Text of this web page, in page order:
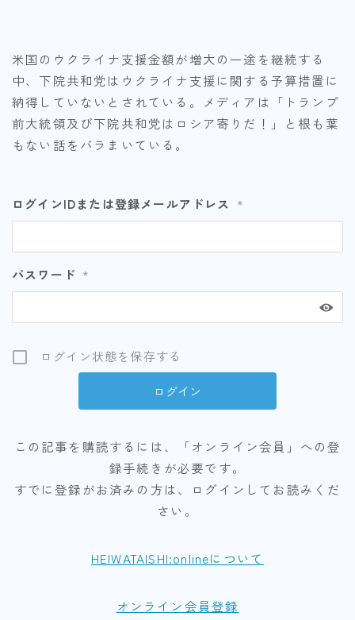
米国のウクライナ支援金額が増大の一途を継続する
中、下院共和党はウクライナ支援に関する予算措置に
納得していないとされている。メディアは「トランプ
前大統領及び下院共和党はロシア寄りだ！」と根も葉
もない話をバラまいている。
ログインIDまたは登録メールアドレス *
パスワード *
ログイン状態を保存する
この記事を購読するには、「オンライン会員」への登
録手続きが必要です。
すでに登録がお済みの方は、ログインしてお読みくだ
さい。
HEIWATAISHI:onlineについて
オンライン会員登録